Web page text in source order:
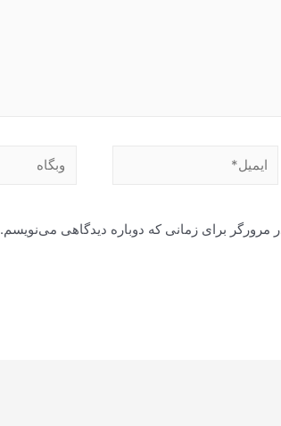
ایمیل* وبگاه
مرورگر برای زمانی که دوباره دیدگاهی می‌نویسم.